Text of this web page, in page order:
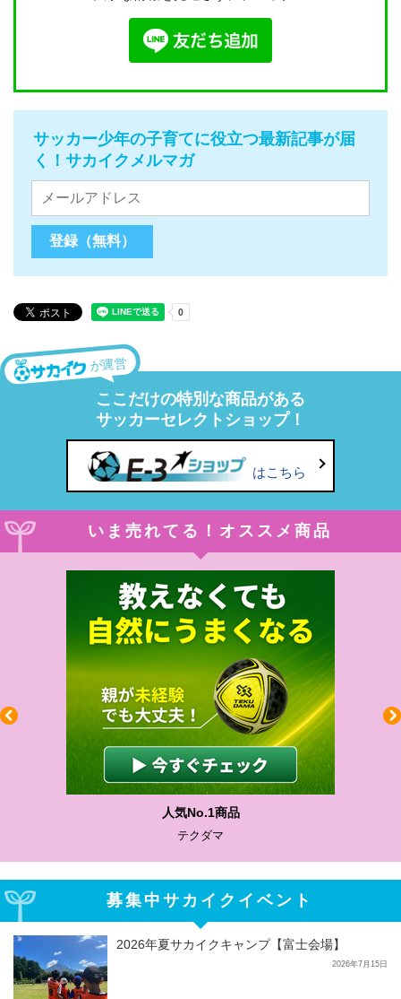
サッカー少年の子育てに役立つ最新記事が届
く！サカイクメルマガ
が運営
ここだけの特別な商品がある
サッカーセレクトショップ！
はこちら
いま売れてる！オススメ商品
人気No.1商品
テクダマ
募集中サカイクイベント
2026年夏サカイクキャンプ【富士会場】
2026年7月15日